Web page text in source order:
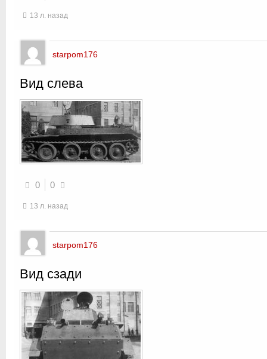
13 л. назад
starpom176
Вид слева
0 0
13 л. назад
starpom176
Вид сзади